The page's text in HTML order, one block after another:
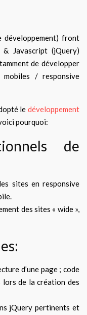
développement) front
Javascript (jQuery)
de développer
mobiles / responsive
le développement
pourquoi:
de
sites en responsive
des sites « wide »,
d’une page ; code
lors de la création des
jQuery pertinents et